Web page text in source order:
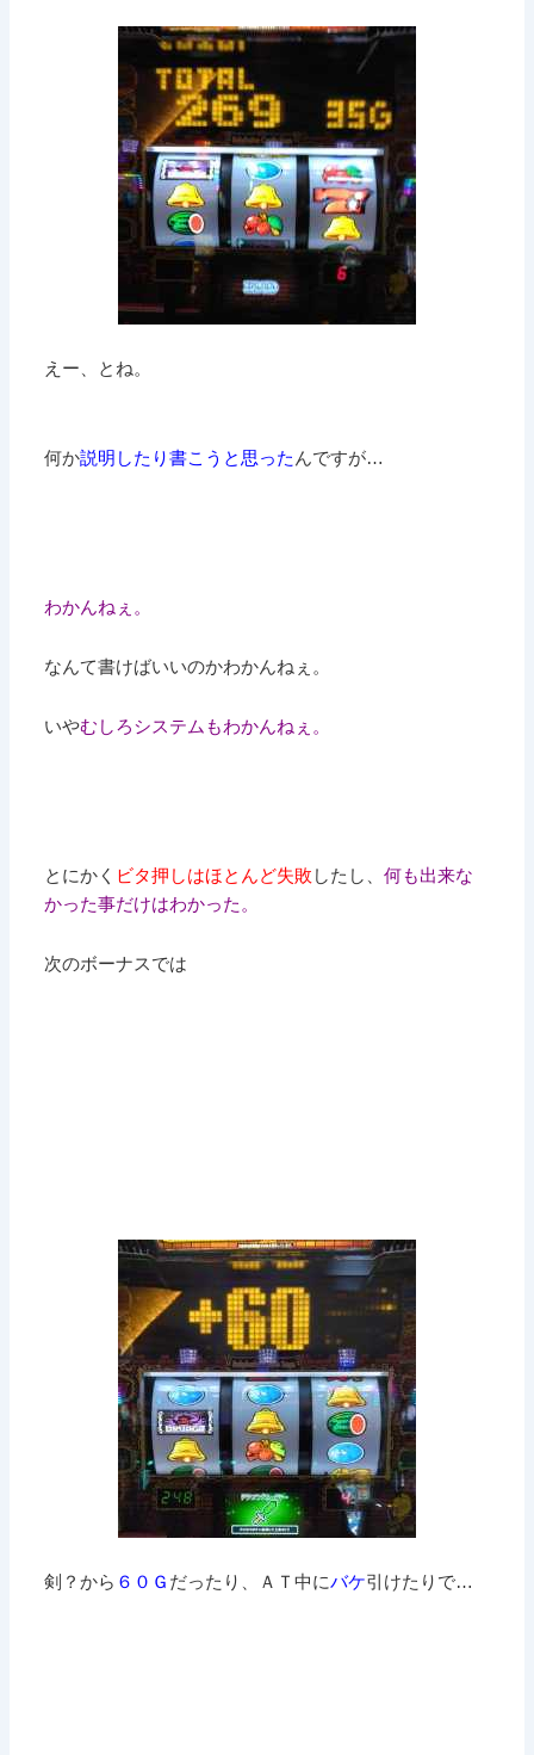
えー、とね。
何か説明したり書こうと思った んですが…
わかんねぇ。
なんて書けばいいのかわかんねぇ。
いやむしろシステムもわかんねぇ。
とにかく ビタ押しはほとんど失敗 したし、何も出来な
かった事だけはわかった。
次のボーナスでは
剣？から ６０Ｇ だったり、ＡＴ中にバケ引けたりで…